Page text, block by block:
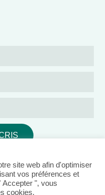
site web afin d'optimiser
vos préférences et
Accepter ", vous
cookies.